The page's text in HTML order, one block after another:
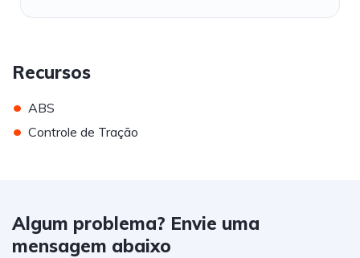
Recursos
• ABS
• Controle de Tração
Algum problema? Envie uma
mensagem abaixo